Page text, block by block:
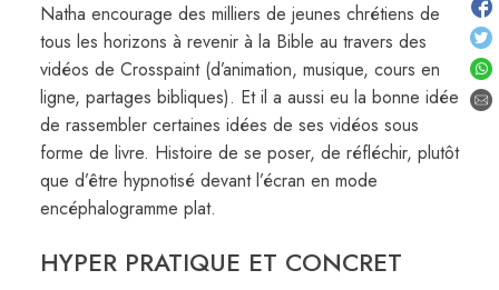
Natha encourage des milliers de jeunes chrétiens de
tous les horizons à revenir à la Bible au travers des
vidéos de Crosspaint (d’animation, musique, cours en
ligne, partages bibliques). Et il a aussi eu la bonne idée
de rassembler certaines idées de ses vidéos sous
forme de livre. Histoire de se poser, de réfléchir, plutôt
que d’être hypnotisé devant l’écran en mode
encéphalogramme plat.
HYPER PRATIQUE ET CONCRET